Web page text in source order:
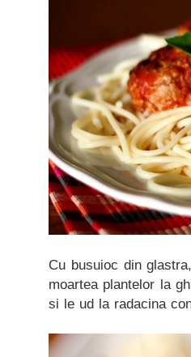
Cu busuioc din
moartea plantelor la
si le ud la radacina